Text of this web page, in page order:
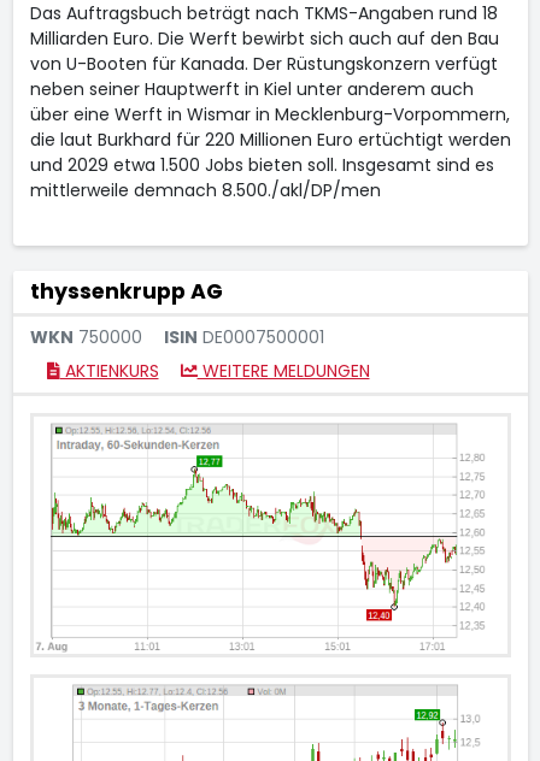
Das Auftragsbuch beträgt nach TKMS-Angaben rund 18
Milliarden Euro. Die Werft bewirbt sich auch auf den Bau
von U-Booten für Kanada. Der Rüstungskonzern verfügt
neben seiner Hauptwerft in Kiel unter anderem auch
über eine Werft in Wismar in Mecklenburg-Vorpommern,
die laut Burkhard für 220 Millionen Euro ertüchtigt werden
und 2029 etwa 1.500 Jobs bieten soll. Insgesamt sind es
mittlerweile demnach 8.500./akl/DP/men
thyssenkrupp AG
WKN 750000 ISIN DE0007500001
AKTIENKURS
WEITERE MELDUNGEN